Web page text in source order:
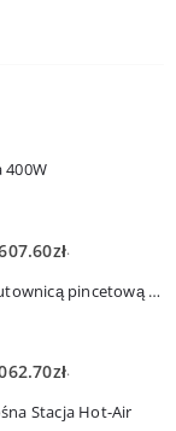
400W
zł.
Quick TS6 Stacja lutownicza z lutownicą pincetową 60W
zł.
Stacja Hot-Air